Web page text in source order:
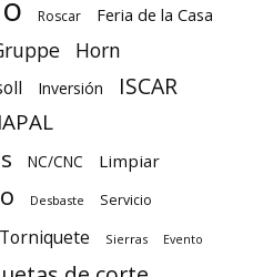
Roscar Feria de la Casa
Horn
Inversión ISCAR
NC/CNC Limpiar
Desbaste Servicio
Torniquete Sierras Evento